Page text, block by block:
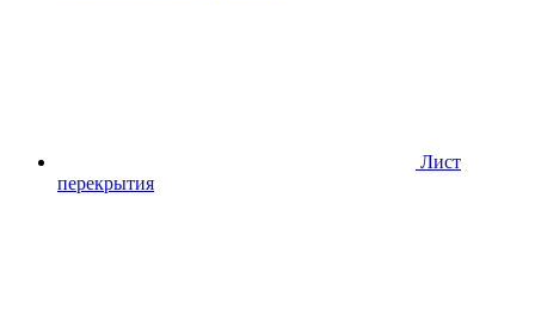
Лист
перекрытия